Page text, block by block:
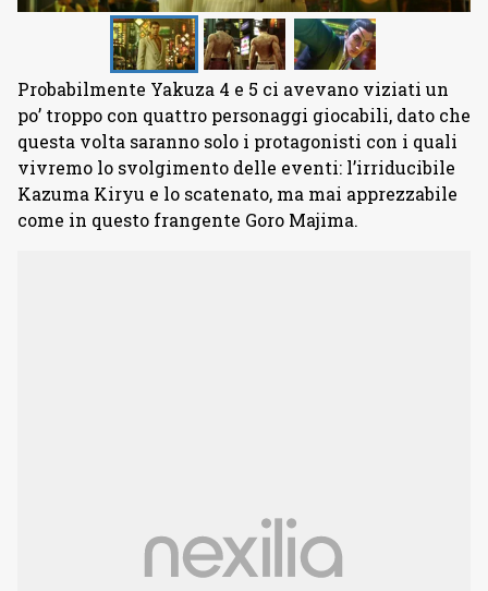
Probabilmente Yakuza 4 e 5 ci avevano viziati un
po’ troppo con quattro personaggi giocabili, dato che
questa volta saranno solo i protagonisti con i quali
vivremo lo svolgimento delle eventi: l’irriducibile
Kazuma Kiryu e lo scatenato, ma mai apprezzabile
come in questo frangente Goro Majima.